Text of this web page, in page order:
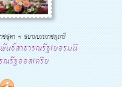
ชสุดา ฯ สยามบรมราชกุมารี
นธ์สาธารณรัฐเยอรมนี
ณรัฐออสเตรีย